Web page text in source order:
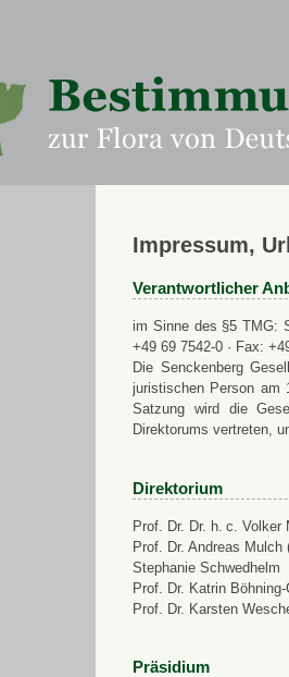
Impressum,
Verantwortlicher
im Sinne des §5 TMG:
+49 69 7542-0 · Fax:
Die Senckenberg
juristischen Person am
Satzung wird die
Direktorums vertreten,
Direktorium
Prof. Dr. Dr. h. c. Volker
Prof. Dr. Andreas
Stephanie Schwedhelm
Prof. Dr. Katrin
Prof. Dr. Karsten
Präsidium